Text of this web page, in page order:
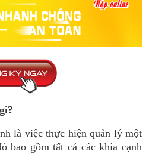
việc thực hiện quản lý một
bao gồm tất cả các khía cạnh